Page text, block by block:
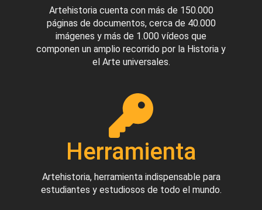
Artehistoria cuenta con más de 150.000
páginas de documentos, cerca de 40.000
imágenes y más de 1.000 vídeos que
componen un amplio recorrido por la Historia y
el Arte universales.
Herramienta
Artehistoria, herramienta indispensable para
estudiantes y estudiosos de todo el mundo.